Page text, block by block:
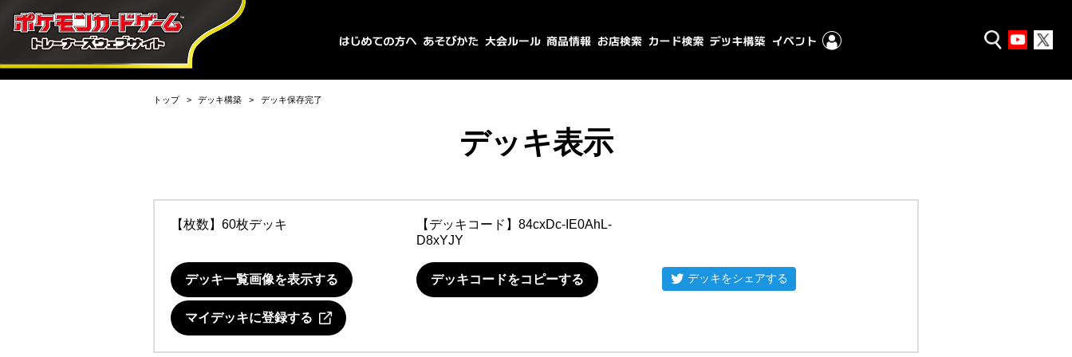
トップ デッキ構築 デッキ保存完了
デッキ表示
【枚数】60枚デッキ 【デッキコード】 84cxDc-IE0AhL-
D8xYJY
デッキ一覧画像を表示する デッキコードをコピーする デッキをシェアする
マイデッキに登録する